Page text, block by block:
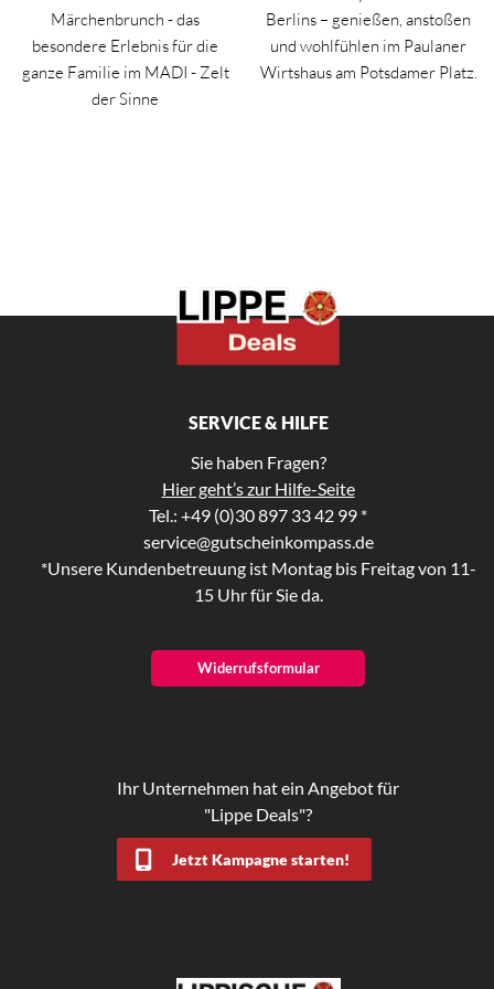
Märchenbrunch - das
besondere Erlebnis für die
ganze Familie im MADI - Zelt
der Sinne
Berlins – genießen, anstoßen
und wohlfühlen im Paulaner
Wirtshaus am Potsdamer Platz.
SERVICE & HILFE
Sie haben Fragen?
Hier geht’s zur Hilfe-Seite
Tel.: +49 (0)30 897 33 42 99 *
service@gutscheinkompass.de
*Unsere Kundenbetreuung ist Montag bis Freitag von 11-
15 Uhr für Sie da.
Widerrufsformular
Ihr Unternehmen hat ein Angebot für
"Lippe Deals"?
Jetzt Kampagne starten!